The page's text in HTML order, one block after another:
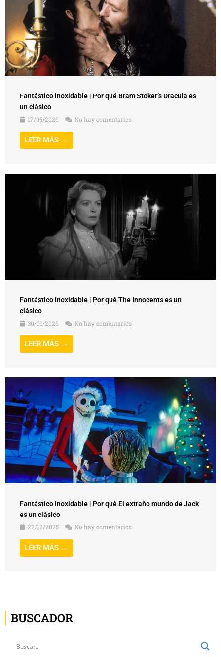
Fantástico inoxidable | Por qué Bram Stoker’s Dracula es
un clásico
17/05/2026
No hay comentarios
LEER MÁS →
Fantástico inoxidable | Por qué The Innocents es un
clásico
30/01/2026
No hay comentarios
LEER MÁS →
Fantástico Inoxidable | Por qué El extraño mundo de Jack
es un clásico
22/12/2025
No hay comentarios
LEER MÁS →
BUSCADOR